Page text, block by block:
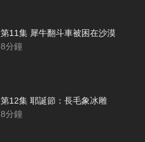
第11集 犀牛翻斗車被困在沙漠
8分鐘
第12集 耶誕節：長毛象冰雕
8分鐘